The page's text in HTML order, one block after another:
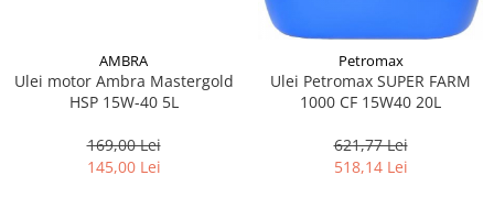
AMBRA
Ulei motor Ambra Mastergold
HSP 15W-40 5L
169,00 Lei
145,00 Lei
Petromax
Ulei Petromax SUPER FARM
1000 CF 15W40 20L
621,77 Lei
518,14 Lei